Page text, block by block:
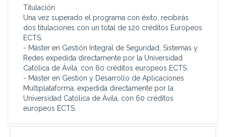
Titulación
Una vez superado el programa con éxito, recibirás
dos titulaciones con un total de 120 créditos Europeos
ECTS:
- Máster en Gestión Integral de Seguridad, Sistemas y
Redes expedida directamente por la Universidad
Católica de Ávila, con 60 créditos europeos ECTS.
- Máster en Gestión y Desarrollo de Aplicaciones
Multiplataforma, expedida directamente por la
Universidad Católica de Ávila, con 60 créditos
europeos ECTS.